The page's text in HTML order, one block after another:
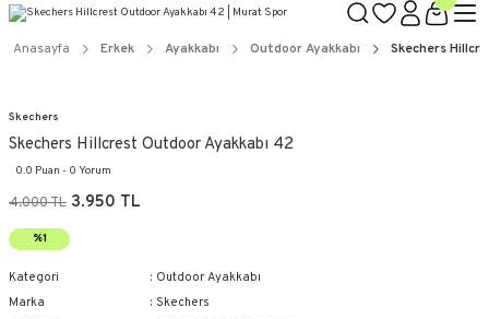
Anasayfa Erkek Ayakkabı Outdoor Ayakkabı Skechers
Skechers
Skechers Hillcrest Outdoor Ayakkabı 42
0.0 Puan - 0 Yorum
4.000 TL 3.950 TL
%1
Kategori
Outdoor Ayakkabı
Marka
Skechers